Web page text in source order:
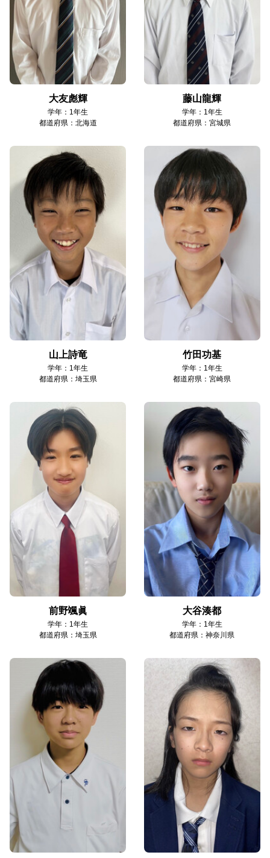
大友彪輝
学年：1年生
都道府県：北海道
藤山龍輝
学年：1年生
都道府県：宮城県
山上詩竜
学年：1年生
都道府県：埼玉県
竹田功基
学年：1年生
都道府県：宮崎県
前野颯眞
学年：1年生
都道府県：埼玉県
大谷湊都
学年：1年生
都道府県：神奈川県